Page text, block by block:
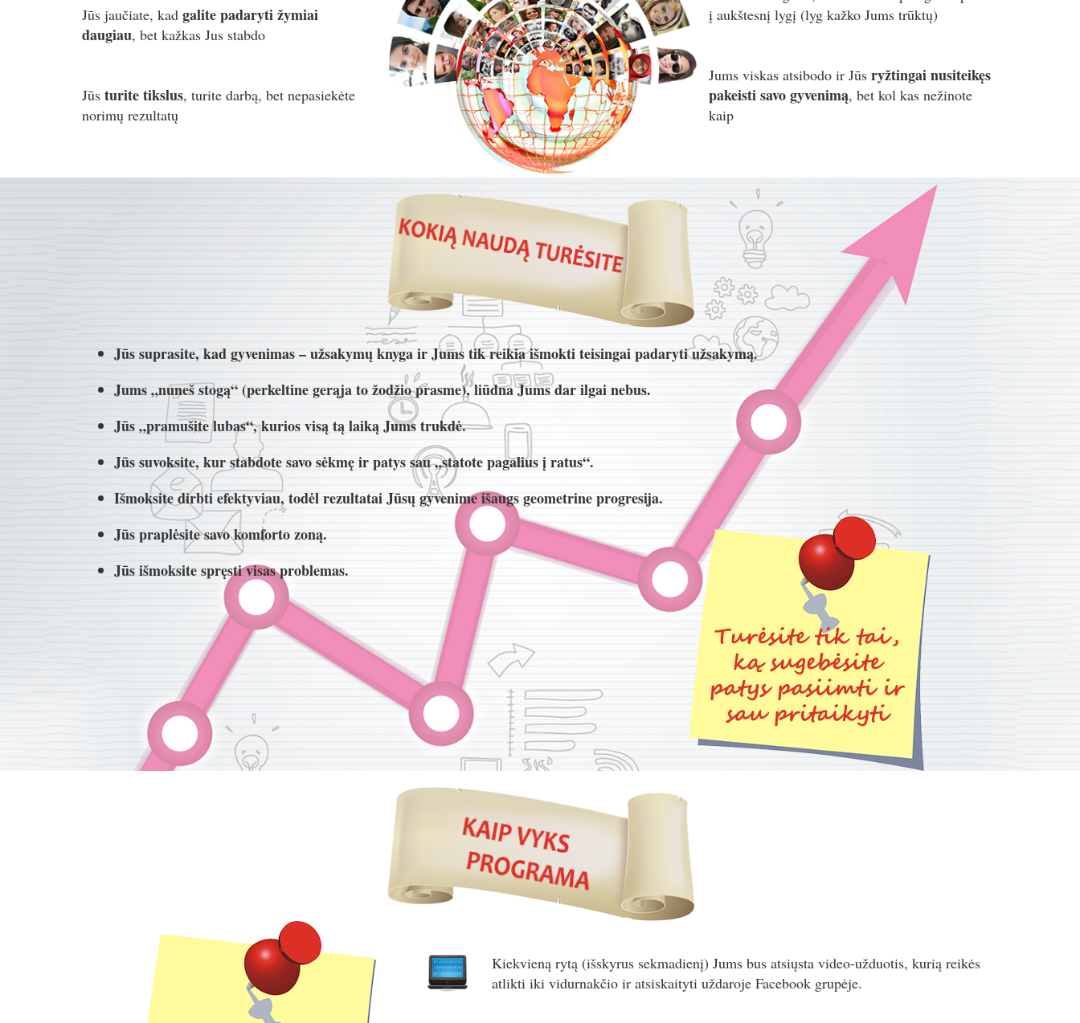
Jūs jaučiate, kad galite padaryti žymiai
daugiau, bet kažkas Jus stabdo
Jūs turite tikslus, turite darbą, bet nepasiekėte
norimų rezultatų
į aukštesnį lygį (lyg kažko Jums trūktų)
Jums viskas atsibodo ir Jūs ryžtingai nusiteikęs
pakeisti savo gyvenimą, bet kol kas nežinote
kaip
Jūs suprasite, kad gyvenimas – užsakymų knyga ir Jums tik reikia išmokti teisingai padaryti užsakymą.
Jums „nuneš stogą“ (perkeltine gerąja to žodžio prasme), liūdna Jums dar ilgai nebus.
Jūs „pramušite lubas“, kurios visą tą laiką Jums trukdė.
Jūs suvoksite, kur stabdote savo sėkmę ir patys sau „statote pagalius į ratus“.
Išmoksite dirbti efektyviau, todėl rezultatai Jūsų gyvenime išaugs geometrine progresija.
Jūs praplėsite savo komforto zoną.
Jūs išmoksite spręsti visas problemas.
Kiekvieną rytą (išskyrus sekmadienį) Jums bus atsiųsta video-užduotis, kurią reikės
atlikti iki vidurnakčio ir atsiskaityti uždaroje Facebook grupėje.